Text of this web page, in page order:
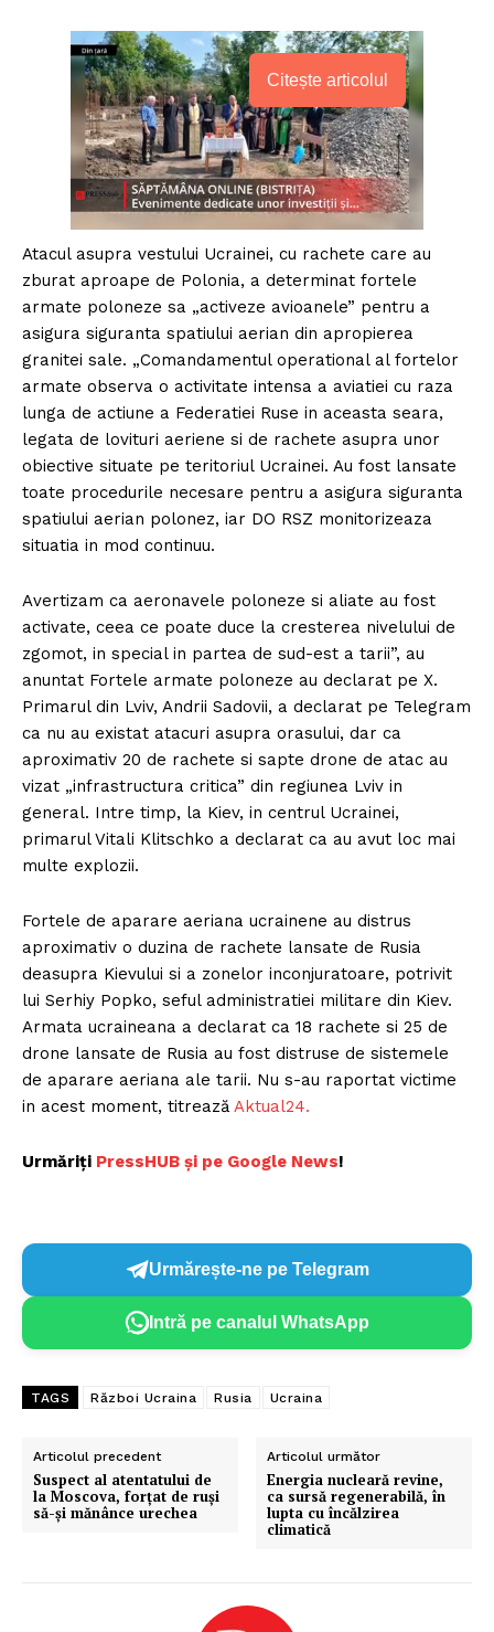
Citește articolul
Atacul asupra vestului Ucrainei, cu rachete care au
zburat aproape de Polonia, a determinat fortele
armate poloneze sa „activeze avioanele” pentru a
asigura siguranta spatiului aerian din apropierea
granitei sale. „Comandamentul operational al fortelor
armate observa o activitate intensa a aviatiei cu raza
lunga de actiune a Federatiei Ruse in aceasta seara,
legata de lovituri aeriene si de rachete asupra unor
obiective situate pe teritoriul Ucrainei. Au fost lansate
toate procedurile necesare pentru a asigura siguranta
spatiului aerian polonez, iar DO RSZ monitorizeaza
situatia in mod continuu.
Avertizam ca aeronavele poloneze si aliate au fost
activate, ceea ce poate duce la cresterea nivelului de
zgomot, in special in partea de sud-est a tarii”, au
anuntat Fortele armate poloneze au declarat pe X.
Primarul din Lviv, Andrii Sadovii, a declarat pe Telegram
ca nu au existat atacuri asupra orasului, dar ca
aproximativ 20 de rachete si sapte drone de atac au
vizat „infrastructura critica” din regiunea Lviv in
general. Intre timp, la Kiev, in centrul Ucrainei,
primarul Vitali Klitschko a declarat ca au avut loc mai
multe explozii.
Fortele de aparare aeriana ucrainene au distrus
aproximativ o duzina de rachete lansate de Rusia
deasupra Kievului si a zonelor inconjuratoare, potrivit
lui Serhiy Popko, seful administratiei militare din Kiev.
Armata ucraineana a declarat ca 18 rachete si 25 de
drone lansate de Rusia au fost distruse de sistemele
de aparare aeriana ale tarii. Nu s-au raportat victime
in acest moment, titrează Aktual24.
Urmăriți PressHUB și pe Google News!
Urmărește-ne pe Telegram
Intră pe canalul WhatsApp
TAGS Război Ucraina Rusia Ucraina
Articolul precedent
Suspect al atentatului de
la Moscova, forțat de ruși
să-și mănânce urechea
Articolul următor
Energia nucleară revine,
ca sursă regenerabilă, în
lupta cu încălzirea
climatică